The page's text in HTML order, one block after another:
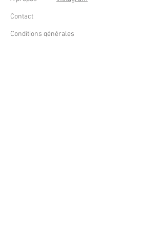
Contact
Conditions générales